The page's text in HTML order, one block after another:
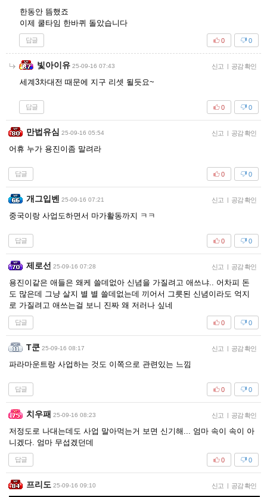
한동안 뜸했죠
이제 쿨타임 한바퀴 돌았습니다
답글 0
0
빛아이유 25-09-16 07:43 신고 | 공감 확인
세계3차대전 때문에 지구 리셋 될듯요~
답글 0
0
만법유심 25-09-16 05:54 신고 | 공감 확인
어휴 누가 용진이좀 말려라
답글 0
0
개그입벤 25-09-16 07:21 신고 | 공감 확인
중국이랑 사업도하면서 마가활동까지 ㅋㅋ
답글 0
0
제로선 25-09-16 07:28 신고 | 공감 확인
용진이같은 애들은 왜케 쓸데없아 신념을 가질려고 애쓰냐.. 어차피 돈
도 많은데 그냥 살지 별 별 쓸데없는데 끼어서 그릇된 신념이라도 억지
로 가질려고 애쓰는걸 보니 진짜 왜 저러나 싶네
답글 0
0
T쿤 25-09-16 08:17 신고 | 공감 확인
파라마운트랑 사업하는 것도 이쪽으로 관련있는 느낌
답글 0
0
치우패 25-09-16 08:23 신고 | 공감 확인
저정도로 나대는데도 사업 말아먹는거 보면 신기해... 엄마 속이 속이 아
니겠다. 엄마 무섭겠던데
답글 0
0
프리도 25-09-16 09:10 신고 | 공감 확인